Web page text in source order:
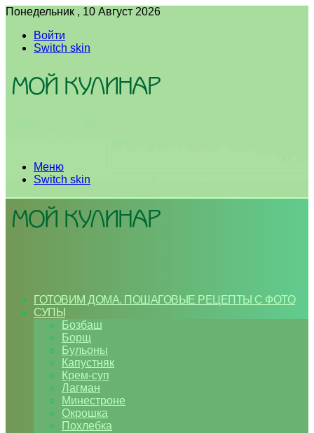
Понедельник , 10 Август 2026
Войти
Switch skin
Меню
Switch skin
ГОТОВИМ ДОМА. ПОШАГОВЫЕ РЕЦЕПТЫ С ФОТО
СУПЫ
Бозбаш
Борщ
Бульоны
Капустняк
Крем-суп
Лагман
Минестроне
Окрошка
Похлебка